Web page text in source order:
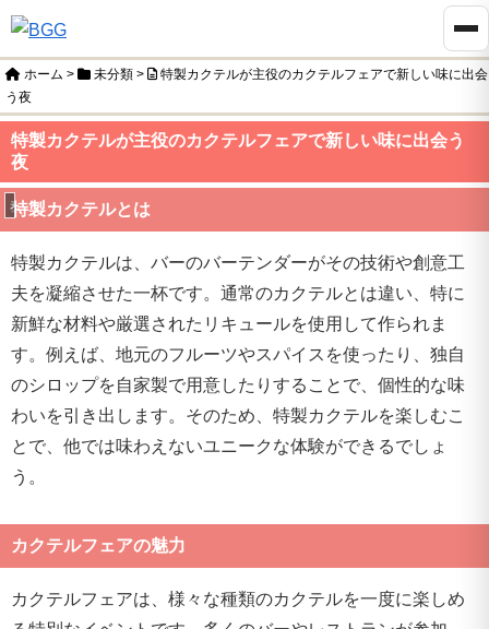
ホーム > 未分類 >
特製カクテルが主役のカクテルフェアで新しい味に出会
う夜
特製カクテルが主役のカクテルフェアで新しい味に出会う
夜
未分類
特製カクテルとは
特製カクテルは、バーのバーテンダーがその技術や創意工
夫を凝縮させた一杯です。通常のカクテルとは違い、特に
新鮮な材料や厳選されたリキュールを使用して作られま
す。例えば、地元のフルーツやスパイスを使ったり、独自
のシロップを自家製で用意したりすることで、個性的な味
わいを引き出します。そのため、特製カクテルを楽しむこ
とで、他では味わえないユニークな体験ができるでしょ
う。
カクテルフェアの魅力
カクテルフェアは、様々な種類のカクテルを一度に楽しめ